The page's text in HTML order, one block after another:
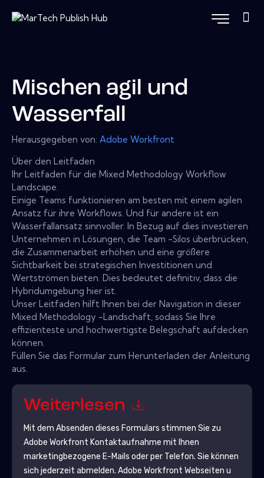
Mischen agil und
Wasserfall
Herausgegeben von: Adobe Workfront
Über den Leitfaden
Ihr Leitfaden für die Mixed Methodology Workflow
Landscape.
Einige Teams funktionieren am besten mit einem agilen
Ansatz für ihre Workflows. Und für andere ist ein
Wasserfallansatz sinnvoller. In Bezug auf dies investieren
Unternehmen in Lösungen, die Team -Silos überbrücken,
die Zusammenarbeit erhöhen und eine größere
Sichtbarkeit bei strategischen Investitionen und
Wertströmen bieten. Dies bedeutet definitiv, dass die
Hybridumgebung hier ist.
Unser Leitfaden hilft Ihnen bei der Navigation in dieser
Mixed Methodology -Landschaft, sodass Sie Ihre
effizienteste und hochwertigste Belegschaft aufdecken
können.
Füllen Sie das Formular zum Herunterladen der Anleitung
aus.
Weiterlesen
Mit dem Absenden dieses Formulars stimmen Sie zu
Adobe Workfront Kontaktaufnahme mit Ihnen
marketingbezogene E-Mails oder per Telefon. Sie können
sich jederzeit abmelden. Adobe Workfront Webseiten u